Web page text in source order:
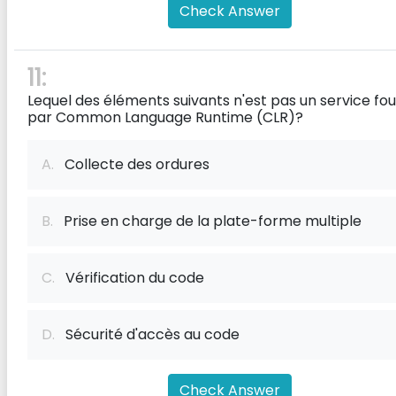
Check Answer
11:
Lequel des éléments suivants n'est pas un service
par Common Language Runtime (CLR)?
A. Collecte des ordures
B. Prise en charge de la plate-forme multiple
C. Vérification du code
D. Sécurité d'accès au code
Check Answer